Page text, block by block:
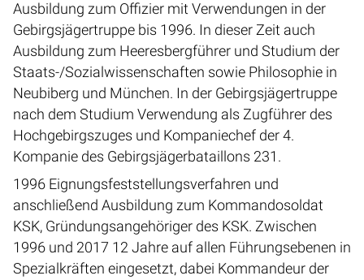
Ausbildung zum Offizier mit Verwendungen in der
Gebirgsjägertruppe bis 1996. In dieser Zeit auch
Ausbildung zum Heeresbergführer und Studium der
Staats-/Sozialwissenschaften sowie Philosophie in
Neubiberg und München. In der Gebirgsjägertruppe
nach dem Studium Verwendung als Zugführer des
Hochgebirgszuges und Kompaniechef der 4.
Kompanie des Gebirgsjägerbataillons 231.
1996 Eignungsfeststellungsverfahren und
anschließend Ausbildung zum Kommandosoldat
KSK, Gründungsangehöriger des KSK. Zwischen
1996 und 2017 12 Jahre auf allen Führungsebenen in
Spezialkräften eingesetzt, dabei Kommandeur der